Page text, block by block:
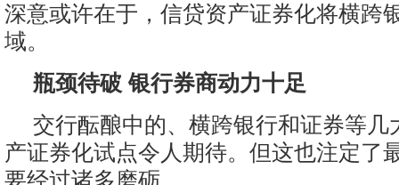
深意或许在于，信贷资产证券化将横跨
域。
瓶颈待破 银行券商动力十足
交行酝酿中的、横跨银行和证券等几
产证券化试点令人期待。但这也注定了
要经过诸多磨砺。